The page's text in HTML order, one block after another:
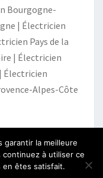
Bourgogne-
| Électricien
Pays de la
| Électricien
| Électricien
Alpes-Côte
garantir la meilleure
à utiliser ce
en êtes satisfait.